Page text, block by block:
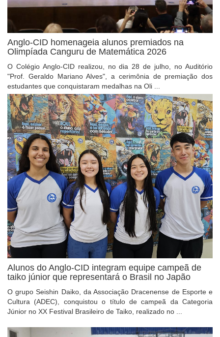
Anglo-CID homenageia alunos premiados na
Olimpíada Canguru de Matemática 2026
O Colégio Anglo-CID realizou, no dia 28 de julho, no Auditório
"Prof. Geraldo Mariano Alves", a cerimônia de premiação dos
estudantes que conquistaram medalhas na Oli ...
Alunos do Anglo-CID integram equipe campeã de
taiko júnior que representará o Brasil no Japão
O grupo Seishin Daiko, da Associação Dracenense de Esporte e
Cultura (ADEC), conquistou o título de campeã da Categoria
Júnior no XX Festival Brasileiro de Taiko, realizado no ...